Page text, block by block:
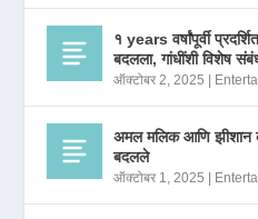
१ years वर्षांपूर्वी
बदलला, गांधींशी विशेष
ऑक्टोबर 2, 2025
अमल मलिक आणि झीशान
बदलले
ऑक्टोबर 1, 2025